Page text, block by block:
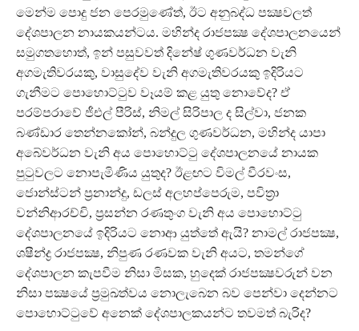
මෙන්ම පොදු ජන පෙරමුණේත්, ඊට අනුබද්ධ පක්‍ෂවලත්
දේශපාලන නායකයන්ටය. මහින්ද රාජපක්‍ෂ දේශපාලනයෙන්
සමුගතහොත්, ඉන් පසුවවත් දිනේෂ් ගුණවර්ධන වැනි
අගමැතිවරයකු, වාසුදේව වැනි අගමැතිවරයකු ඉදිරියට
ගැනීමට පොහොට්ටුව වෑයම් කළ යුතු නොවේද? ඒ
පරම්පරාවේ ජීඑල් පීරිස්, නිමල් සිරිපාල ද සිල්වා, ජනක
බණ්ඩාර තෙන්නකෝන්, බන්දුල ගුණවර්ධන, මහින්ද යාපා
අබේවර්ධන වැනි අය පොහොට්ටු දේශපාලනයේ නායක
පුටුවලට නොපැමිණිය යුතුද? ඊළඟට විමල් වීරවංස,
ජොන්ස්ටන් ප්‍රනාන්දු, ඩලස් අලහප්පෙරුම, පවිත්‍රා
වන්නිආරච්චි, ප්‍රසන්න රණතුංග වැනි අය පොහොට්ටු
දේශපාලනයේ ඉදිරියට නොආ යුත්තේ ඇයි? නාමල් රාජපක්‍ෂ,
ශෂීන්ද්‍ර රාජපක්‍ෂ, නිපුණ රණවක වැනි අයට, තමන්ගේ
දේශපාලන කැපවීම නිසා මිසක, හුදෙක් රාජපක්‍ෂවරුන් වන
නිසා පක්‍ෂයේ ප්‍රමුඛත්වය නොලැබෙන බව පෙන්වා දෙන්නට
පොහොට්ටුවේ අනෙක් දේශපාලකයන්ට තවමත් බැරිද?